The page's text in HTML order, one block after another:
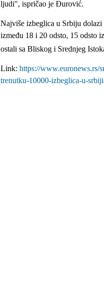
ljudi", ispričao je Ðurović.
Najviše izbeglica u Srbiju
između 18 i 20 odsto, 15 odsto
ostali sa Bliskog i Srednjeg
Link:https://www.euronews.rs/
trenutku-10000-izbeglica-u-